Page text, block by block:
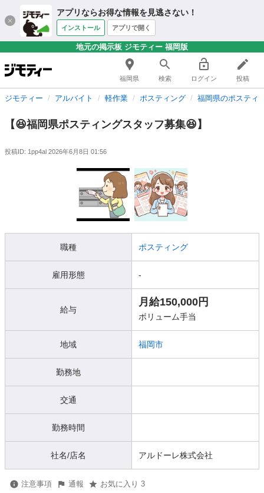
アプリならお得な情報を見逃さない！
インストール アプリで開く
地元の掲示板 ジモティー 福岡版
福岡県 検索 ログイン 投稿
ジモティー アルバイト 軽作業 ポスティング 福岡県のポスティ
【😆福岡県ポスティングスタッフ募集😆】
投稿ID: 1pp4al 2026年6月8日 01:56
職種 ポスティング
雇用形態 -
給与
月給150,000円
ボリューム手当
地域 福岡市
勤務地
交通
勤務時間
社名/店名 アルドーレ株式会社
注意事項 通報 お気に入り 3